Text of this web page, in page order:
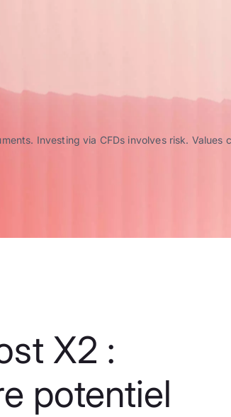
Investing via CFDs involves risk.
X2 :
potentiel